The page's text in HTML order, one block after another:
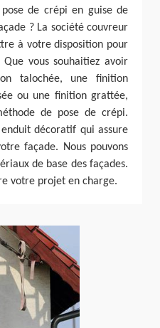
de crépi en guise de
? La société couvreur
à votre disposition pour
vous souhaitiez avoir
talochée, une finition
ou une finition grattée,
de pose de crépi.
décoratif qui assure
façade. Nous pouvons
de base des façades.
votre projet en charge.